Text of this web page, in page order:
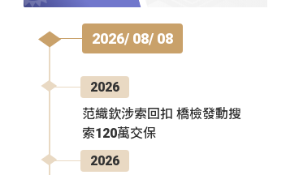
2026/ 08/ 08
2026
范織欽涉索回扣 橋檢發動搜
索120萬交保
2026